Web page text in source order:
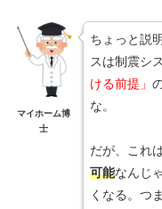
マイホーム博
士
ちょっと説
スは制震シ
ける前提」
な。
だが、これ
可能なんじ
くなる。つ